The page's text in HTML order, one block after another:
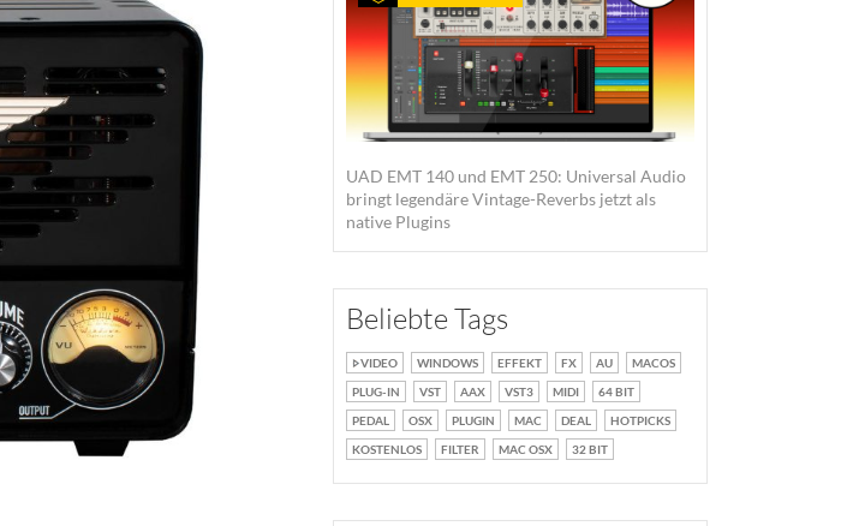
UAD EMT 140 und EMT 250: Universal Audio
bringt legendäre Vintage-Reverbs jetzt als
native Plugins
Beliebte Tags
VIDEO WINDOWS EFFEKT FX AU
MACOS
PLUG-IN
VST AAX VST3 MIDI
64 BIT
PEDAL
OSX PLUGIN MAC DEAL
HOTPICKS
KOSTENLOS
FILTER MAC OSX 32 BIT